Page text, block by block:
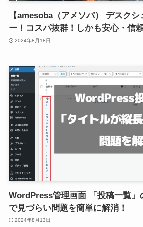
【amesoba（アメソバ） デスク
ー！コスパ抜群！しかも安心・信
2024年8月18日
WordPress管理画面 「投稿一覧」
で見づらい問題を簡単に解消！
2024年8月13日